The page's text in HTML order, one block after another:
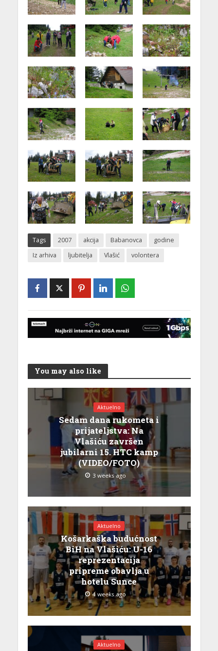
Tags 2007 akcija Babanovca
godine
Iz arhiva
ljubitelja Vlašić volontera
You may also like
Aktuelno
Sedam dana rukometa i
prijateljstva: Na
Vlašiću završen
jubilarni 15. HTC kamp
(VIDEO/FOTO)
3 weeks ago
Aktuelno
Košarkaška budućnost
BiH na Vlašiću: U-16
reprezentacija
pripreme obavlja u
hotelu Sunce
4 weeks ago
Aktuelno